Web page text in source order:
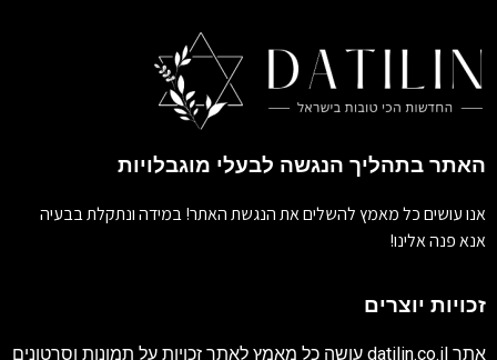
האתר בתהליך הנגשה לבעלי מוגבלויות
אנו עושים כל מאמץ להשלים את הנגשת האתר! במידה ונתקלת בבעיה
אנא פנה אלינו!
זכויות יוצרים
אתר datilin.co.il עושה כל מאמץ לאתר זכויות על תמונות וסרטונים